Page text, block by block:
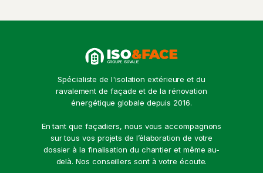
Spécialiste de l'isolation extérieure et du
ravalement de façade et de la rénovation
énergétique globale depuis 2016.
En tant que façadiers, nous vous accompagnons
sur tous vos projets de l’élaboration de votre
dossier à la finalisation du chantier et même au-
delà. Nos conseillers sont à votre écoute.